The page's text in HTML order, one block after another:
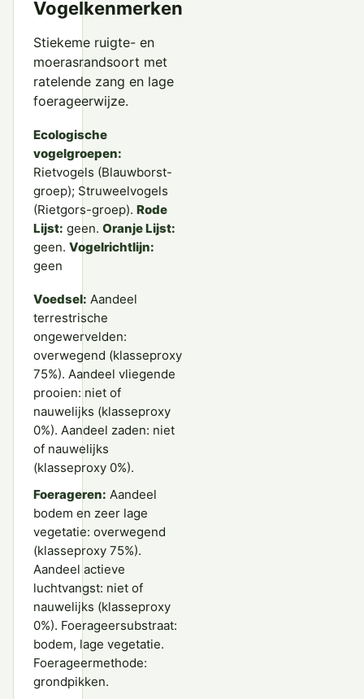
Vogelkenmerken
Stiekeme ruigte- en
moerasrandsoort met
ratelende zang en lage
foerageerwijze.
Ecologische
vogelgroepen:
Rietvogels (Blauwborst-
groep); Struweelvogels
(Rietgors-groep). Rode
Lijst: geen. Oranje Lijst:
geen. Vogelrichtlijn:
geen
Voedsel: Aandeel
terrestrische
ongewervelden:
overwegend (klasseproxy
75%). Aandeel vliegende
prooien: niet of
nauwelijks (klasseproxy
0%). Aandeel zaden: niet
of nauwelijks
(klasseproxy 0%).
Foerageren: Aandeel
bodem en zeer lage
vegetatie: overwegend
(klasseproxy 75%).
Aandeel actieve
luchtvangst: niet of
nauwelijks (klasseproxy
0%). Foerageersubstraat:
bodem, lage vegetatie.
Foerageermethode:
grondpikken.